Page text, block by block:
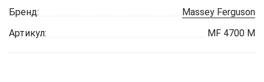
Бренд:
Massey Ferguson
Артикул:
MF 4700 M